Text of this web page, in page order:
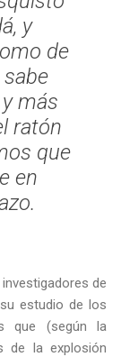
y
de
más
ratón
que
en
de
estudio de los
que (según la
de la explosión